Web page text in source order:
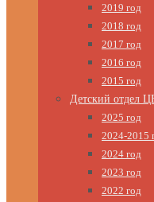
2019 год
2018 год
2017 год
2016 год
2015 год
Детский отдел
2025 год
2024-2015
2024 год
2023 год
2022 год